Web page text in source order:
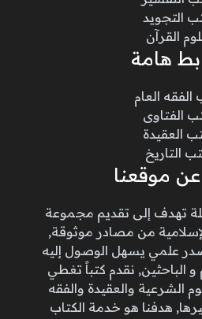
التجويد
القرآن
هامة
الفقه العام
الفتاوى
العقيدة
التاريخ
عن موقعنا
تهدف إلى تقديم مجموعة
من مصادر موثوقة,
علمي يسهل الوصول إليه
الباحثين, نقدم كتباً تغطي
الشرعية والعقيدة والفقه
هدفنا هو خدمة الكتاب